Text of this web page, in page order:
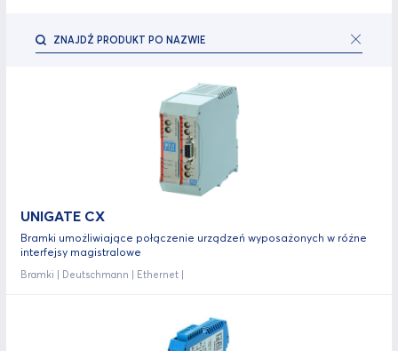
UNIGATE CX
Bramki umożliwiające połączenie urządzeń wyposażonych w różne
interfejsy magistralowe
Bramki | Deutschmann | Ethernet |